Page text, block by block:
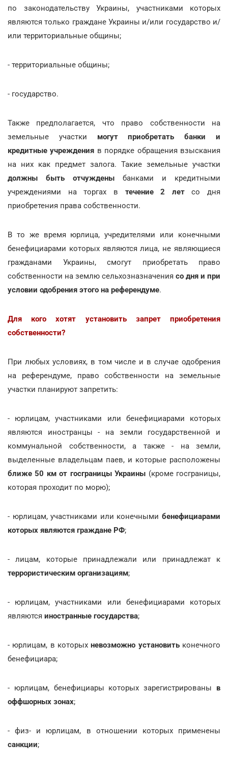
по законодательству Украины, участниками которых
являются только граждане Украины и/или государство и/
или территориальные общины;
- территориальные общины;
- государство.
Также предполагается, что право собственности на
земельные участки могут приобретать банки и
кредитные учреждения в порядке обращения взыскания
на них как предмет залога. Такие земельные участки
должны быть отчуждены банками и кредитными
учреждениями на торгах в течение 2 летсо дня
приобретения права собственности.
В то же время юрлица, учредителями или конечными
бенефициарами которых являются лица, не являющиеся
гражданами Украины, смогут приобретать право
собственности на землю сельхозназначения со дня и при
условии одобрения этого на референдуме.
Для кого хотят установить запрет приобретения
собственности?
При любых условиях, в том числе и в случае одобрения
на референдуме, право собственности на земельные
участки планируют запретить:
- юрлицам, участниками или бенефициарами которых
являются иностранцы - на земли государственной и
коммунальной собственности, а также - на земли,
выделенные владельцам паев, и которые расположены
ближе 50 км от госграницы Украины (кроме госграницы,
которая проходит по морю);
- юрлицам, участниками или конечными бенефициарами
которых являются граждане РФ;
- лицам, которые принадлежали или принадлежат к
террористическим организациям;
- юрлицам, участниками или бенефициарами которых
являются иностранные государства;
- юрлицам, в которыхневозможно установитьконечного
бенефициара;
- юрлицам, бенефициары которых зарегистрированы в
оффшорных зонах;
- физ- и юрлицам, в отношении которых применены
санкции;